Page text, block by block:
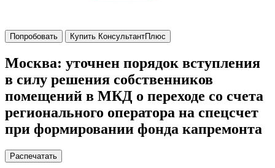
Попробовать Купить КонсультантПлюс
Москва: уточнен порядок вступления
в силу решения собственников
помещений в МКД о переходе со счета
регионального оператора на спецсчет
при формировании фонда капремонта
Распечатать